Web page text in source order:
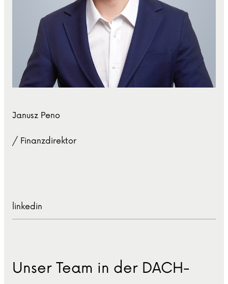
Janusz Peno
/ Finanzdirektor
linkedin
Unser Team in der DACH-